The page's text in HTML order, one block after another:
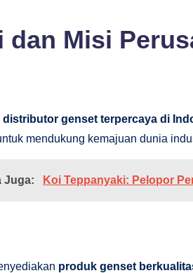
dan Misi
distributor genset terpercaya di
mendukung kemajuan dunia
Juga: Koi Teppanyaki: Pelopor
produk genset